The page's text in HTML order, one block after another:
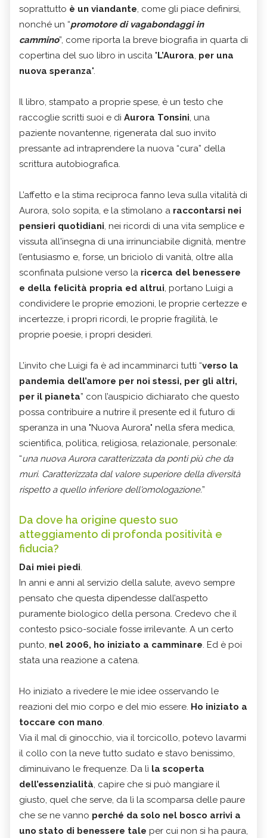
soprattutto è un viandante, come gli piace definirsi,
nonché un “promotore di vagabondaggi in
cammino”, come riporta la breve biografia in quarta di
copertina del suo libro in uscita "L’Aurora, per una
nuova speranza".
Il libro, stampato a proprie spese, è un testo che
raccoglie scritti suoi e di Aurora Tonsini, una
paziente novantenne, rigenerata dal suo invito
pressante ad intraprendere la nuova “cura” della
scrittura autobiografica.
L’affetto e la stima reciproca fanno leva sulla vitalità di
Aurora, solo sopita, e la stimolano a raccontarsi nei
pensieri quotidiani, nei ricordi di una vita semplice e
vissuta all'insegna di una irrinunciabile dignità, mentre
l’entusiasmo e, forse, un briciolo di vanità, oltre alla
sconfinata pulsione verso la ricerca del benessere
e della felicità propria ed altrui, portano Luigi a
condividere le proprie emozioni, le proprie certezze e
incertezze, i propri ricordi, le proprie fragilità, le
proprie poesie, i propri desideri.
L’invito che Luigi fa è ad incamminarci tutti “verso la
pandemia dell’amore per noi stessi, per gli altri,
per il pianeta” con l’auspicio dichiarato che questo
possa contribuire a nutrire il presente ed il futuro di
speranza in una "Nuova Aurora" nella sfera medica,
scientifica, politica, religiosa, relazionale, personale:
“una nuova Aurora caratterizzata da ponti più che da
muri. Caratterizzata dal valore superiore della diversità
rispetto a quello inferiore dell'omologazione.”
Da dove ha origine questo suo
atteggiamento di profonda positività e
fiducia?
Dai miei piedi.
In anni e anni al servizio della salute, avevo sempre
pensato che questa dipendesse dall’aspetto
puramente biologico della persona. Credevo che il
contesto psico-sociale fosse irrilevante. A un certo
punto, nel 2006, ho iniziato a camminare. Ed è poi
stata una reazione a catena.
Ho iniziato a rivedere le mie idee osservando le
reazioni del mio corpo e del mio essere. Ho iniziato a
toccare con mano.
Via il mal di ginocchio, via il torcicollo, potevo lavarmi
il collo con la neve tutto sudato e stavo benissimo,
diminuivano le frequenze. Da lì la scoperta
dell’essenzialità, capire che si può mangiare il
giusto, quel che serve, da lì la scomparsa delle paure
che se ne vanno perché da solo nel bosco arrivi a
uno stato di benessere tale per cui non si ha paura,